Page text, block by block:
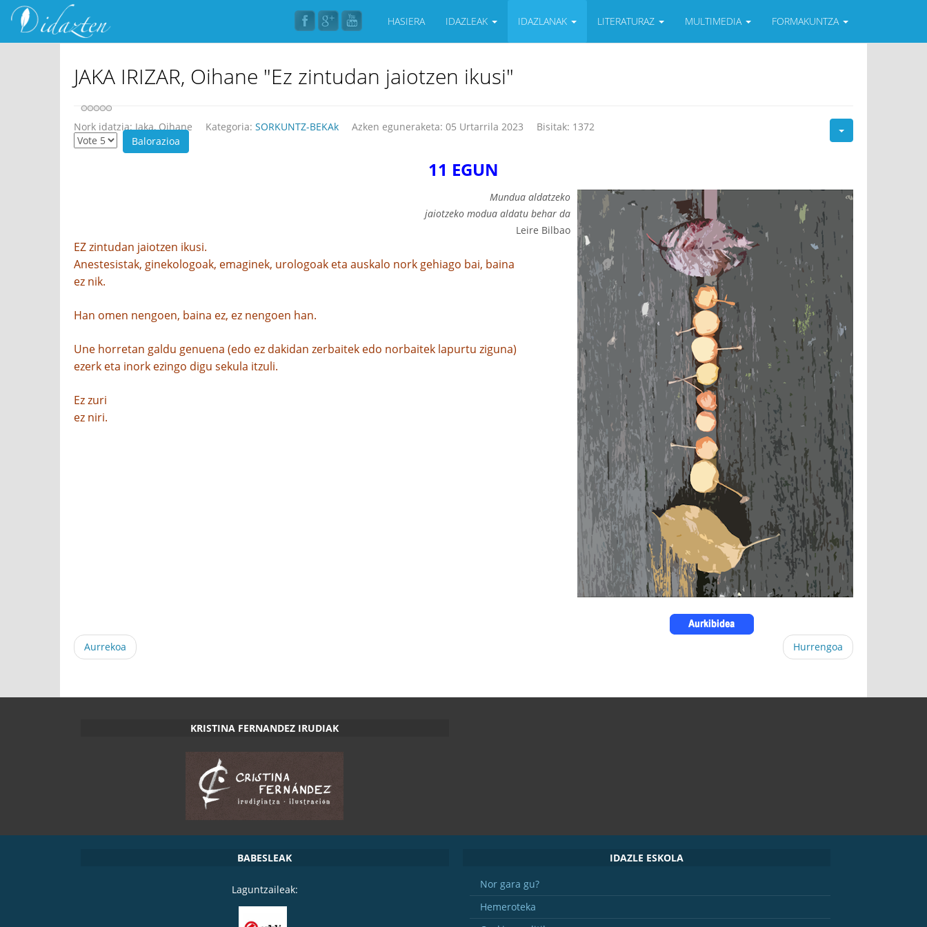
HASIERA IDAZLEAK IDAZLANAK LITERATURAZ MULTIMEDIA FORMAKUNTZA
JAKA IRIZAR, Oihane "Ez zintudan jaiotzen ikusi"
Nork idatzia:Jaka, Oihane Kategoria: SORKUNTZ-BEKAk Azken eguneraketa: 05 Urtarrila 2023 Bisitak: 1372
11 EGUN
Mundua aldatzeko
jaiotzeko modua aldatu behar da
Leire Bilbao
EZ zintudan jaiotzen ikusi.
Anestesistak, ginekologoak, emaginek, urologoak eta auskalo nork gehiago bai, baina
ez nik.
Han omen nengoen, baina ez, ez nengoen han.
Une horretan galdu genuena (edo ez dakidan zerbaitek edo norbaitek lapurtu ziguna)
ezerk eta inork ezingo digu sekula itzuli.
Ez zuri
ez niri.
Aurrekoa Hurrengoa
KRISTINA FERNANDEZ IRUDIAK
BABESLEAK
Laguntzaileak:
IDAZLE ESKOLA
Nor gara gu?
Hemeroteka